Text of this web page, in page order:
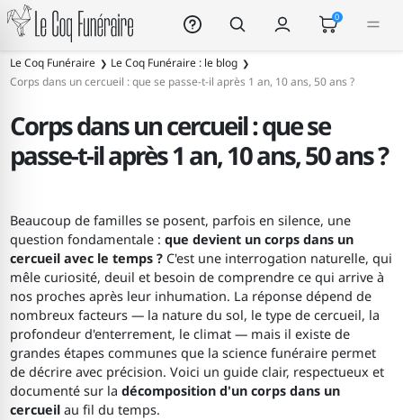
Le Coq Funéraire 0
Le Coq Funéraire
Le Coq Funéraire : le blog
Corps dans un cercueil : que se passe-t-il après 1 an, 10 ans, 50 ans ?
Corps dans un cercueil : que se
passe-t-il après 1 an, 10 ans, 50 ans ?
Beaucoup de familles se posent, parfois en silence, une
question fondamentale :que devient un corps dans un
cercueil avec le temps ? C'est une interrogation naturelle, qui
mêle curiosité, deuil et besoin de comprendre ce qui arrive à
nos proches après leur inhumation. La réponse dépend de
nombreux facteurs — la nature du sol, le type de cercueil, la
profondeur d'enterrement, le climat — mais il existe de
grandes étapes communes que la science funéraire permet
de décrire avec précision. Voici un guide clair, respectueux et
documenté sur ladécomposition d'un corps dans un
cercueil au fil du temps.